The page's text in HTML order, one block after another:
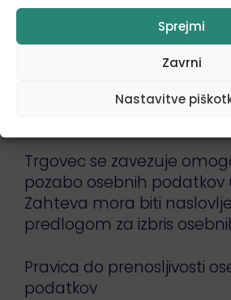
Sprejmi
Zavrni
Nastavitve
namena obdelave
dopolni ali popravi
podatke v zvezi z njim.
Pravica do izbrisa
Trgovec se zavezuje
pozabo osebnih podatkov
Zahteva mora biti
predlogom za izbris
Pravica do prenosljivosti
podatkov